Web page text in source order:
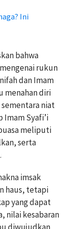
Ini
bahwa
rukun
dan Imam
menahan diri
niat
Imam Syafi’i
meliputi
serta
imsak
haus, tetapi
yang dapat
nilai kesabaran
diwujudkan